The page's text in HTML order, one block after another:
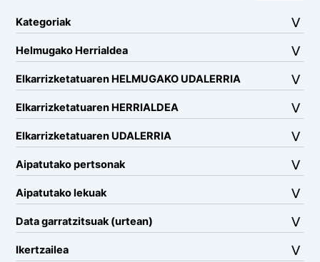
Kategoriak
Helmugako Herrialdea
Elkarrizketatuaren HELMUGAKO UDALERRIA
Elkarrizketatuaren HERRIALDEA
Elkarrizketatuaren UDALERRIA
Aipatutako pertsonak
Aipatutako lekuak
Data garratzitsuak (urtean)
Ikertzailea